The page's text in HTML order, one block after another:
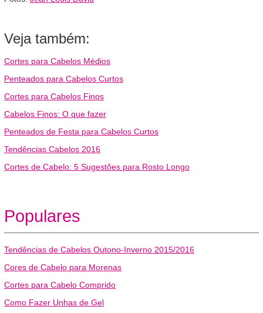
Veja também:
Cortes para Cabelos Médios
Penteados para Cabelos Curtos
Cortes para Cabelos Finos
Cabelos Finos: O que fazer
Penteados de Festa para Cabelos Curtos
Tendências Cabelos 2016
Cortes de Cabelo: 5 Sugestões para Rosto Longo
Populares
Tendências de Cabelos Outono-Inverno 2015/2016
Cores de Cabelo para Morenas
Cortes para Cabelo Comprido
Como Fazer Unhas de Gel